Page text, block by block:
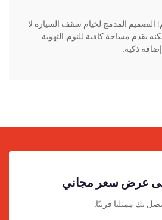
التصميم المدمج لخيام سقف السيارة لا
يقدم مساحة كافية للنوم. التهوية
ذكية.
عرض سعر مجاني
بك ممثلنا قريبًا.